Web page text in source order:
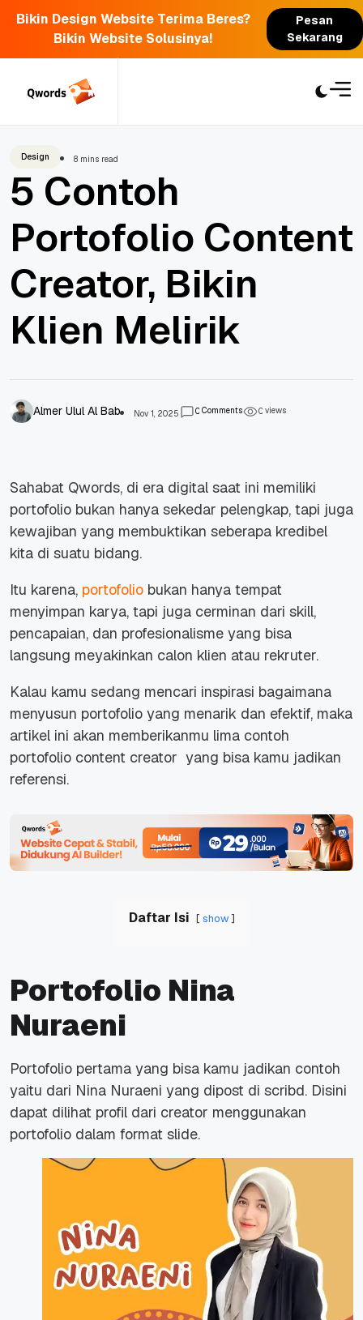
Bikin Design Website Terima Beres?
Bikin Website Solusinya!
Pesan
Sekarang
Design 8 mins read
5 Contoh
Portofolio Content
Creator, Bikin
Klien Melirik
Almer Ulul Al Bab Nov 1, 2025 0Comments 0views
Sahabat Qwords, di era digital saat ini memiliki
portofolio bukan hanya sekedar pelengkap, tapi juga
kewajiban yang membuktikan seberapa kredibel
kita di suatu bidang.
Itu karena, portofolio bukan hanya tempat
menyimpan karya, tapi juga cerminan dari skill,
pencapaian, dan profesionalisme yang bisa
langsung meyakinkan calon klien atau rekruter.
Kalau kamu sedang mencari inspirasi bagaimana
menyusun portofolio yang menarik dan efektif, maka
artikel ini akan memberikanmu lima contoh
portofolio content creator yang bisa kamu jadikan
referensi.
Daftar Isi show
Portofolio Nina
Nuraeni
Portofolio pertama yang bisa kamu jadikan contoh
yaitu dari Nina Nuraeni yang dipost di scribd. Disini
dapat dilihat profil dari creator menggunakan
portofolio dalam format slide.